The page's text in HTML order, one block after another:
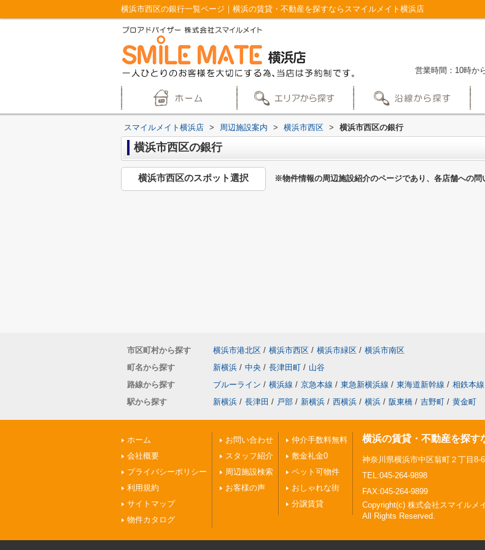
横浜市西区の銀行一覧ページ｜横浜の賃貸・不動産を探すならスマイルメイト横浜店
営業時間：10時か
スマイルメイト横浜店 > 周辺施設案内 > 横浜市西区 > 横浜市西区の銀行
横浜市西区の銀行
※物件情報の周辺施設紹介のページであり、各店舗への問
横浜市西区のスポット選択
市区町村から探す 横浜市港北区 / 横浜市西区 / 横浜市緑区 / 横浜市南区
町名から探す
新横浜 / 中央 / 長津田町 / 山谷
路線から探す
ブルーライン / 横浜線 / 京急本線 / 東急新横浜線 / 東海道新幹線 / 相鉄本線
駅から探す
新横浜 / 長津田 / 戸部 / 新横浜 / 西横浜 / 横浜 / 阪東橋 / 吉野町 / 黄金町
ホーム
会社概要
プライバシーポリシー
利用規約
サイトマップ
物件カタログ
お問い合わせ
スタッフ紹介
周辺施設検索
お客様の声
仲介手数料無料
敷金礼金0
ペット可物件
おしゃれな街
分譲賃貸
横浜の賃貸・不動産を探す
神奈川県横浜市中区翁町２丁目8-
TEL:045-264-9898
FAX:045-264-9899
Copyright(c) 株式会社スマイル
All Rights Reserved.